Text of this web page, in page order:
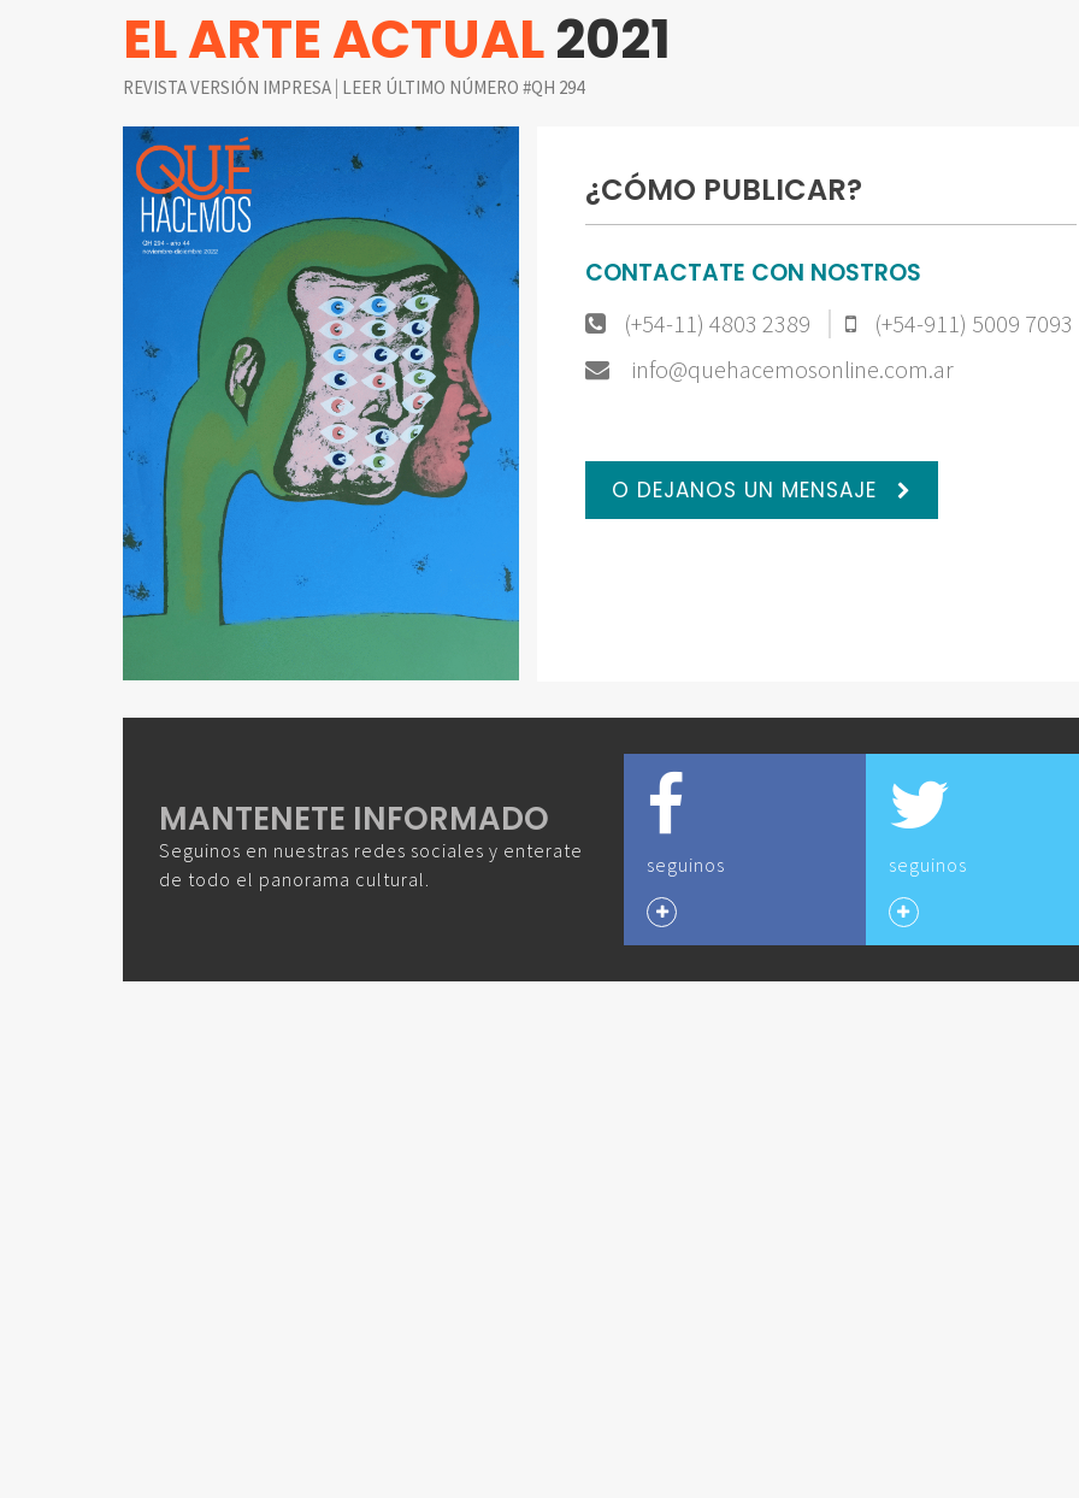
EL ARTE ACTUAL2021
REVISTA VERSIÓN IMPRESA | LEER ÚLTIMO NÚMERO #QH 294
¿CÓMO PUBLICAR?
CONTACTATE CON NOSTROS
(+54-11) 4803 2389
(+54-911) 5009 7093
info@quehacemosonline.com.ar
O DEJANOS UN MENSAJE
MANTENETE INFORMADO
Seguinos en nuestras redes sociales y enterate
de todo el panorama cultural.
seguinos seguinos